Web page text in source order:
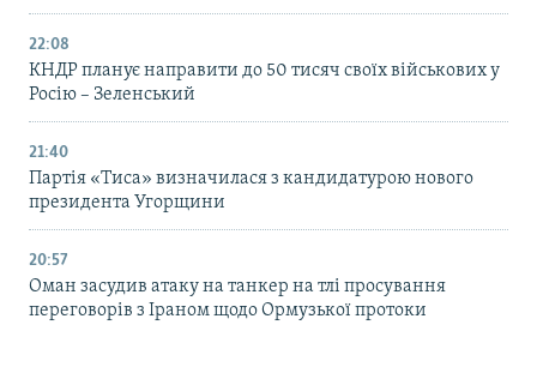
22:08
КНДР планує направити до 50 тисяч своїх військових у
Росію – Зеленський
21:40
Партія «Тиса» визначилася з кандидатурою нового
президента Угорщини
20:57
Оман засудив атаку на танкер на тлі просування
переговорів з Іраном щодо Ормузької протоки